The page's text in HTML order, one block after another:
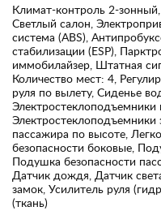
Климат-контроль 2-
Светлый салон,
система (ABS),
стабилизации (ESP),
иммобилайзер, Штатная
Количество мест: 4,
руля по вылету, Сиденье
Электростеклоподъемники
Электростеклоподъемники
пассажира по высоте,
безопасности боковые,
Подушка безопасности
Датчик дождя, Датчик
замок, Усилитель руля
(ткань)